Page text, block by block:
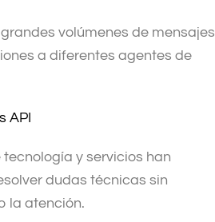
volúmenes de mensajes
a diferentes agentes de
API
tecnología y servicios han
dudas técnicas sin
la atención.